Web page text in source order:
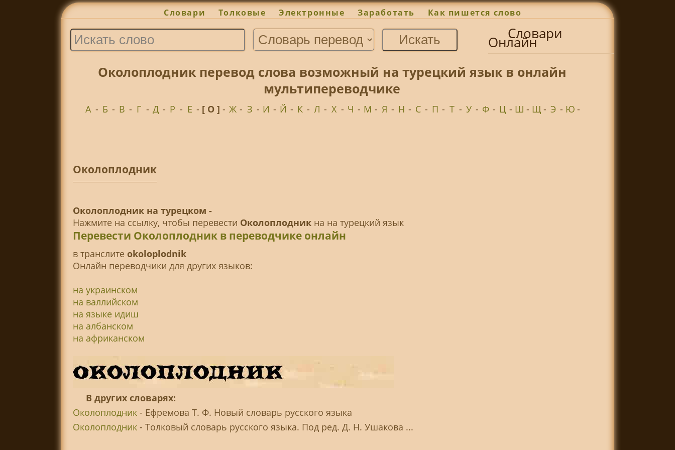
Словари Толковые Электронные Заработать Как пишется слово
Словари
Онлайн
Околоплодник перевод слова возможный на турецкий язык в онлайн
мультипереводчике
А - Б - В - Г - Д - Р - Е - [ О ]- Ж - З - И - Й - К - Л - Х - Ч - М - Я - Н - С - П - Т - У - Ф - Ц - Ш - Щ- Э - Ю-
Околоплодник
Околоплодник на турецком -
Нажмите на ссылку, чтобы перевести Околоплодникна на турецкий язык
Перевести Околоплодник в переводчике онлайн
в транслитe okoloplodnik
Онлайн переводчики для других языков:
на украинском
на валлийском
на языке идиш
на албанском
на африканском
В других словарях:
Околоплодник- Ефремова Т. Ф. Новый словарь русского языка
Околоплодник- Толковый словарь русского языка. Под ред. Д. Н. Ушакова ...